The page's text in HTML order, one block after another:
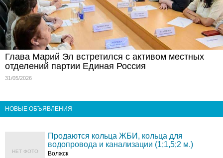
Глава Марий Эл встретился с активом местных
отделений партии Единая Россия
31/05/2026
НОВЫЕ ОБЪЯВЛЕНИЯ
НЕТ ФОТО
Продаются кольца ЖБИ, кольца для
водопровода и канализации (1;1,5;2 м.)
Волжск